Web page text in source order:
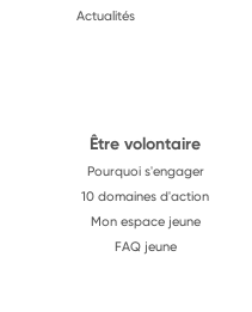
Actualités
Être volontaire
Pourquoi s'engager
10 domaines d'action
Mon espace jeune
FAQ jeune